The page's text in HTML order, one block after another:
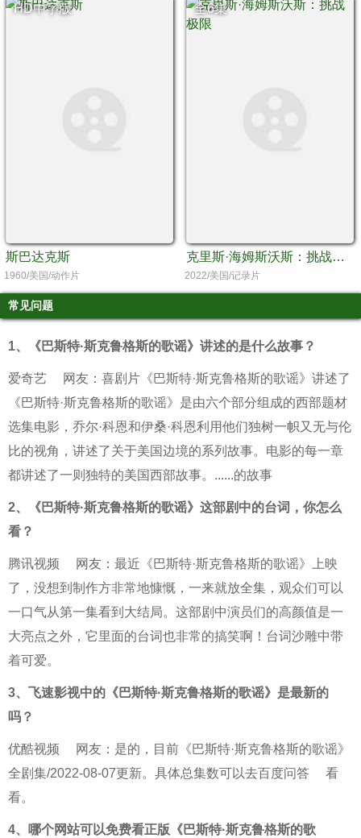
HD中字版
斯巴达克斯
1960/美国/动作片
全6集
克里斯·海姆斯沃斯：挑战极限
2022/美国/记录片
常见问题
1、 《巴斯特·斯克鲁格斯的歌谣》讲述的是什么故事？
爱奇艺
网友：喜剧片《巴斯特·斯克鲁格斯的歌谣》讲述了
《巴斯特·斯克鲁格斯的歌谣》是由六个部分组成的西部题材
选集电影，乔尔·科恩和伊桑·科恩利用他们独树一帜又无与伦
比的视角，讲述了关于美国边境的系列故事。电影的每一章
都讲述了一则独特的美国西部故事。......的故事
2、
《巴斯特·斯克鲁格斯的歌谣》这部剧中的台词，你怎么
看？
腾讯视频
网友：最近《巴斯特·斯克鲁格斯的歌谣》上映
了，没想到制作方非常地慷慨，一来就放全集，观众们可以
一口气从第一集看到大结局。这部剧中演员们的高颜值是一
大亮点之外，它里面的台词也非常的搞笑啊！台词沙雕中带
着可爱。
3、 飞速影视中的《巴斯特·斯克鲁格斯的歌谣》是最新的
吗？
优酷视频
网友：是的，目前《巴斯特·斯克鲁格斯的歌谣》
全剧集/2022-08-07更新。具体总集数可以去百度问答
看
看。
4、 哪个网站可以免费看正版《巴斯特·斯克鲁格斯的歌